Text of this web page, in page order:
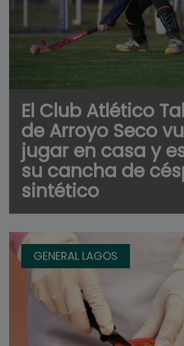
El Club Atlético
de Arroyo Seco
jugar en casa y
su cancha de
sintético
GENERAL LAGOS